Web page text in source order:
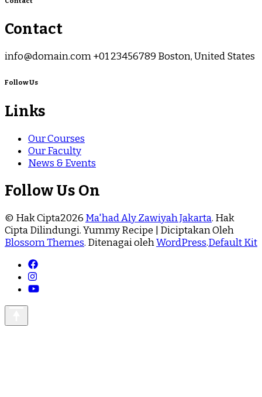
Contact
info@domain.com +01 23456789 Boston, United States
Follow Us
Links
Our Courses
Our Faculty
News & Events
Follow Us On
© Hak Cipta2026 Ma'had Aly Zawiyah Jakarta. Hak
Cipta Dilindungi.Yummy Recipe | Diciptakan Oleh
Blossom Themes. Ditenagai olehWordPress.Default Kit